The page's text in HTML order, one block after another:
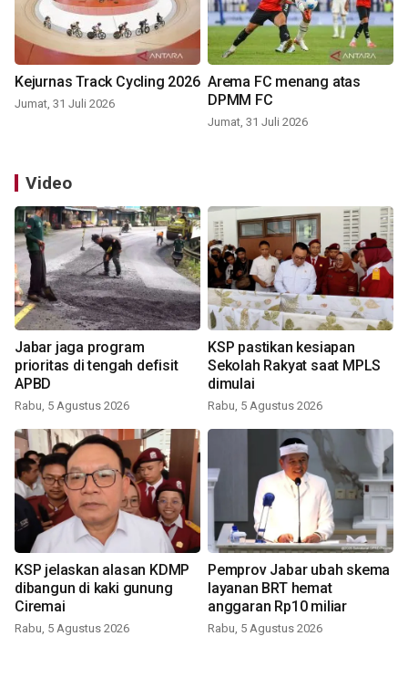
Kejurnas Track Cycling 2026
Jumat, 31 Juli 2026
Arema FC menang atas
DPMM FC
Jumat, 31 Juli 2026
Video
Jabar jaga program
prioritas di tengah defisit
APBD
Rabu, 5 Agustus 2026
KSP pastikan kesiapan
Sekolah Rakyat saat MPLS
dimulai
Rabu, 5 Agustus 2026
KSP jelaskan alasan KDMP
dibangun di kaki gunung
Ciremai
Rabu, 5 Agustus 2026
Pemprov Jabar ubah skema
layanan BRT hemat
anggaran Rp10 miliar
Rabu, 5 Agustus 2026